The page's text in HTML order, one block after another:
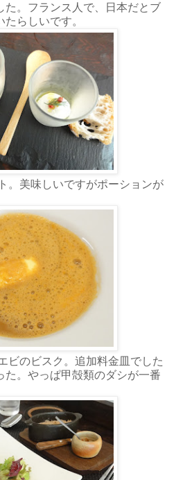
た。フランス人で、日本だとブ
らしいです。
。美味しいですがポーションが
ビのビスク。追加料金皿でした
た。やっぱ甲殻類のダシが一番